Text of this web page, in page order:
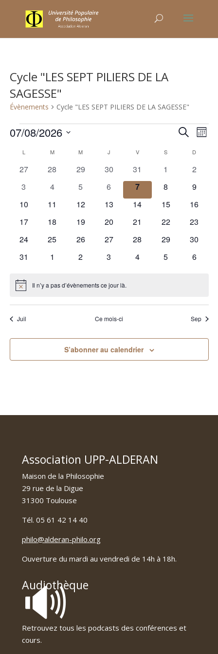
Cycle "LES SEPT PILIERS DE LA
SAGESSE"
Évènements Cycle "LES SEPT PILIERS DE LA SAGESSE"
Évènements
vues
Recherche
de
Mois
07/08/2026
date.
Calendrier
de
L MMARDI M MERCREDI
J VVENDREDIS D
0
27
0
28
0
29
0
évènements
30
0
évènements
31
0
1
0
2
0
3
0
4
0
5
0
évènements
6
0
évènements
7
0
8
0
9
0
10
0
11
0
12
0
13
0
14
0
15
0
16
0
17
0
18
0
19
0
20
0
21
0
22
0
23
0
24
0
25
0
26
0
27
0
28
0
29
0
30
0
31
0
1
0
2
0
3
0
4
0
5
0
6
Notice Il n’y a pas d’évènements ce jour là.
Juil Ce mois-ci Sep
S’abonner au calendrier
Association UPP-ALDERAN
Maison de la Philosophie
29 rue de la Digue
31300 Toulouse
Tél. 05 61 42 14 40
philo@alderan-philo.org
Ouverture du mardi au vendredi de 14h à 18h.
Audiothèque
🔊
Retrouvez tous les podcasts des conférences et
cours.